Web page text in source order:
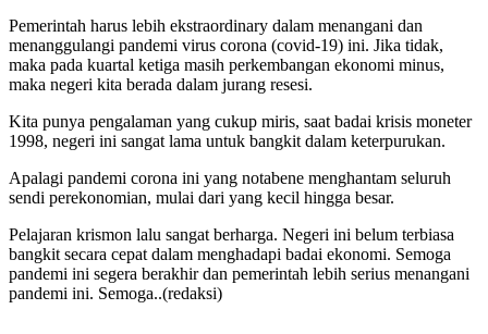
Pemerintah harus lebih ekstraordinary dalam menangani dan
menanggulangi pandemi virus corona (covid-19) ini. Jika tidak,
maka pada kuartal ketiga masih perkembangan ekonomi minus,
maka negeri kita berada dalam jurang resesi.
Kita punya pengalaman yang cukup miris, saat badai krisis moneter
1998, negeri ini sangat lama untuk bangkit dalam keterpurukan.
Apalagi pandemi corona ini yang notabene menghantam seluruh
sendi perekonomian, mulai dari yang kecil hingga besar.
Pelajaran krismon lalu sangat berharga. Negeri ini belum terbiasa
bangkit secara cepat dalam menghadapi badai ekonomi. Semoga
pandemi ini segera berakhir dan pemerintah lebih serius menangani
pandemi ini. Semoga..(redaksi)